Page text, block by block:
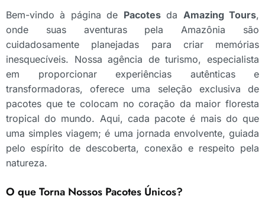
Bem-vindo à página de Pacotesda Amazing Tours,
onde suas aventuras pela Amazônia são
cuidadosamente planejadas para criar memórias
inesquecíveis. Nossa agência de turismo, especialista
em proporcionar experiências autênticas e
transformadoras, oferece uma seleção exclusiva de
pacotes que te colocam no coração da maior floresta
tropical do mundo. Aqui, cada pacote é mais do que
uma simples viagem; é uma jornada envolvente, guiada
pelo espírito de descoberta, conexão e respeito pela
natureza.
O que Torna Nossos Pacotes Únicos?